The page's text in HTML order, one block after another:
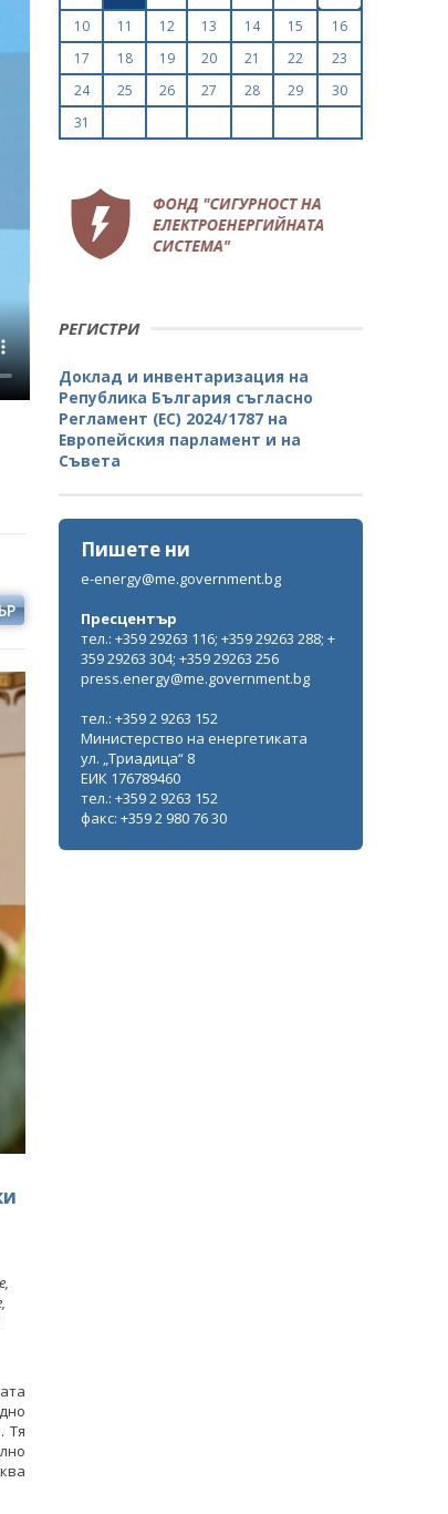
Тя
10
11 12 13 14 15
16
17
18 19 20 21 22
23
24
25 26 27 28 29
30
31
РЕГИСТРИ
Доклад и инвентаризация на
Република България съгласно
Регламент (ЕС) 2024/1787 на
Европейския парламент и на
Съвета
Пишете ни
e-energy@me.government.bg
Пресцентър
тел.: +359 29263 116; +359 29263 288; +
359 29263 304; +359 29263 256
press.energy@me.government.bg
тел.: +359 2 9263 152
Министерство на енергетиката
ул. „Триадица“ 8
ЕИК 176789460
тел.: +359 2 9263 152
факс: +359 2 980 76 30